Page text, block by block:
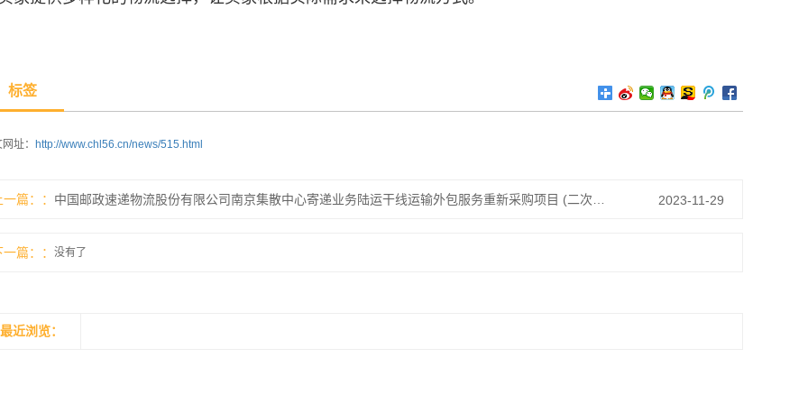
标签
址： http://www.chl56.cn/news/515.html
篇： 2023-11-29
篇： 没有了
最近浏览：